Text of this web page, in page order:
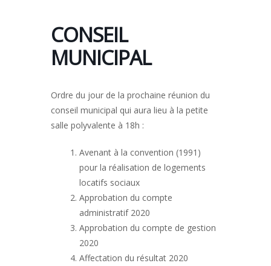
CONSEIL
MUNICIPAL
Ordre du jour de la prochaine réunion du
conseil municipal qui aura lieu à la petite
salle polyvalente à 18h :
Avenant à la convention (1991)
pour la réalisation de logements
locatifs sociaux
Approbation du compte
administratif 2020
Approbation du compte de gestion
2020
Affectation du résultat 2020